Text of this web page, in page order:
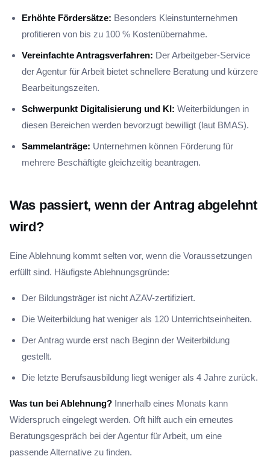
Erhöhte Fördersätze: Besonders Kleinstunternehmen
profitieren von bis zu 100 % Kostenübernahme.
Vereinfachte Antragsverfahren: Der Arbeitgeber-Service
der Agentur für Arbeit bietet schnellere Beratung und kürzere
Bearbeitungszeiten.
Schwerpunkt Digitalisierung und KI: Weiterbildungen in
diesen Bereichen werden bevorzugt bewilligt (laut BMAS).
Sammelanträge: Unternehmen können Förderung für
mehrere Beschäftigte gleichzeitig beantragen.
Was passiert, wenn der Antrag abgelehnt
wird?
Eine Ablehnung kommt selten vor, wenn die Voraussetzungen
erfüllt sind. Häufigste Ablehnungsgründe:
Der Bildungsträger ist nicht AZAV-zertifiziert.
Die Weiterbildung hat weniger als 120 Unterrichtseinheiten.
Der Antrag wurde erst nach Beginn der Weiterbildung
gestellt.
Die letzte Berufsausbildung liegt weniger als 4 Jahre zurück.
Was tun bei Ablehnung? Innerhalb eines Monats kann
Widerspruch eingelegt werden. Oft hilft auch ein erneutes
Beratungsgespräch bei der Agentur für Arbeit, um eine
passende Alternative zu finden.